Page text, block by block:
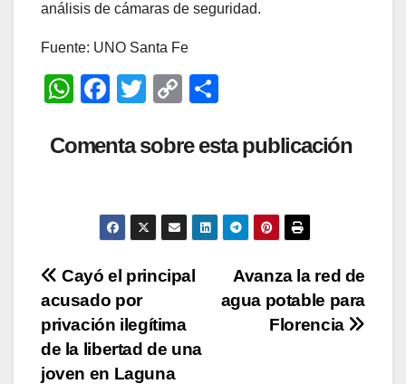
análisis de cámaras de seguridad.
Fuente: UNO Santa Fe
W
at
F
c
b
o
o
k
T
tt
C
p
Li
n
k
m
ar
tir
Comenta sobre esta publicación
Navegación
de
entradas
Avanza la red de
agua potable para
Florencia
Cayó el principal
acusado por
privación ilegítima
de la libertad de una
joven en Laguna